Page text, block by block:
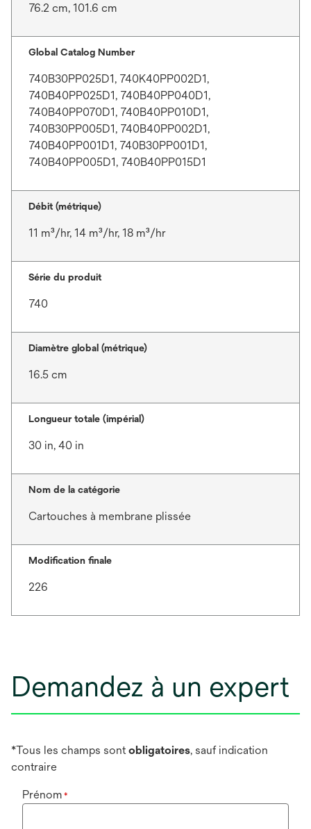
76.2 cm, 101.6 cm
Global Catalog Number
740B30PP025D1, 740K40PP002D1,
740B40PP025D1, 740B40PP040D1,
740B40PP070D1, 740B40PP010D1,
740B30PP005D1, 740B40PP002D1,
740B40PP001D1, 740B30PP001D1,
740B40PP005D1, 740B40PP015D1
Débit (métrique)
11 m³/hr, 14 m³/hr, 18 m³/hr
Série du produit
740
Diamètre global (métrique)
16.5 cm
Longueur totale (impérial)
30 in, 40 in
Nom de la catégorie
Cartouches à membrane plissée
Modification finale
226
Demandez à un expert
*Tous les champs sontobligatoires, sauf indication
contraire
Prénom *